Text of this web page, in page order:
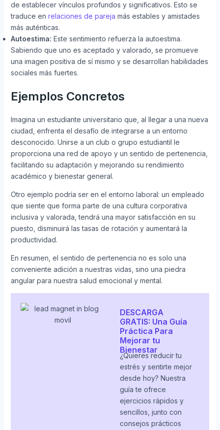
de establecer vínculos profundos y significativos. Esto se
traduce en relaciones de pareja más estables y amistades
más auténticas.
Autoestima: Este sentimiento refuerza la autoestima.
Sabiendo que uno es aceptado y valorado, se promueve
una imagen positiva de sí mismo y se desarrollan habilidades
sociales más fuertes.
Ejemplos Concretos
Imagina un estudiante universitario que, al llegar a una nueva
ciudad, enfrenta el desafío de integrarse a un entorno
desconocido. Unirse a un club o grupo estudiantil le
proporciona una red de apoyo y un sentido de pertenencia,
facilitando su adaptación y mejorando su rendimiento
académico y bienestar general.
Otro ejemplo podría ser en el entorno laboral: un empleado
que siente que forma parte de una cultura corporativa
inclusiva y valorada, tendrá una mayor satisfacción en su
puesto, disminuirá las tasas de rotación y aumentará la
productividad.
En resumen, el sentido de pertenencia no es solo una
conveniente adición a nuestras vidas, sino una piedra
angular para nuestra salud emocional y mental.
DESCARGA
GRATIS: Una Guía
Práctica Para
Mejorar tu
Bienestar
¿Quieres reducir tu
estrés y sentirte mejor
desde hoy? Nuestra
guía te ofrece
ejercicios rápidos y
sencillos, junto con
consejos prácticos